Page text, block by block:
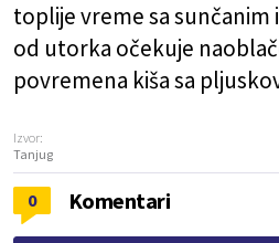
toplije vreme sa
od utorka očekuje
povremena kiša sa
Izvor:
Tanjug
0 Komentari